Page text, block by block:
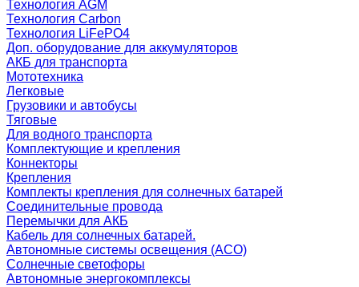
Технология AGM
Технология Carbon
Технология LiFePO4
Доп. оборудование для аккумуляторов
АКБ для транспорта
Мототехника
Легковые
Грузовики и автобусы
Тяговые
Для водного транспорта
Комплектующие и крепления
Коннекторы
Крепления
Комплекты крепления для солнечных батарей
Соединительные провода
Перемычки для АКБ
Кабель для солнечных батарей.
Автономные системы освещения (АСО)
Солнечные светофоры
Автономные энергокомплексы